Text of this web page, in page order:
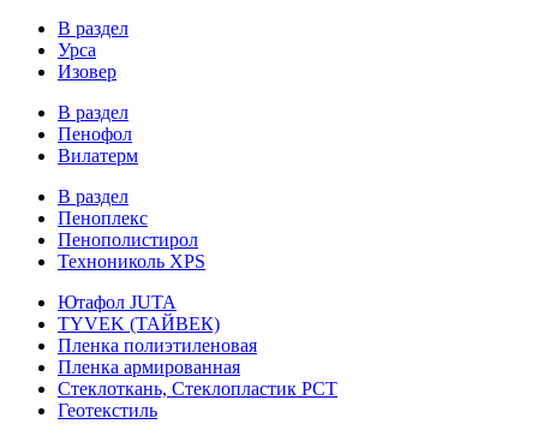
В раздел
Урса
Изовер
В раздел
Пенофол
Вилатерм
В раздел
Пеноплекс
Пенополистирол
Технониколь XPS
Ютафол JUTA
TYVEK (ТАЙВЕК)
Пленка полиэтиленовая
Пленка армированная
Стеклоткань, Стеклопластик РСТ
Геотекстиль